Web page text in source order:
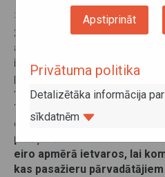
29. februāris 2016
2015.gadā reģionālo vietējo
autobusos tika pārvadāti
ir par 4,3% mazāk nekā
pasažieru skaita
tīkla apjoms ir pieaudzis par
78,74 miljonus kilometru.
daudzu gadu pārtraukuma ir
piešķirtā valsts budžeta
eiro apmērā ietvaros, lai
kas pasažieru
Apstiprināt
Privātuma politika
Detalizētāka informācija
sīkdatnēm